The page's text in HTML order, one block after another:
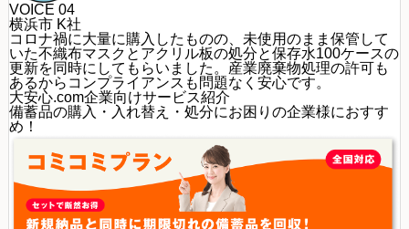
VOICE 04
横浜市 K社
コロナ禍に大量に購入したものの、未使用のまま保管して
いた不織布マスクとアクリル板の処分と保存水100ケースの
更新を同時にしてもらいました。産業廃棄物処理の許可も
あるからコンプライアンスも問題なく安心です。
大安心.com企業向けサービス紹介
備蓄品の購入・入れ替え・処分にお困りの企業様におすす
め！